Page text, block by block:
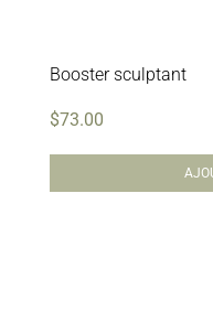
Booster sculptant
$73.00